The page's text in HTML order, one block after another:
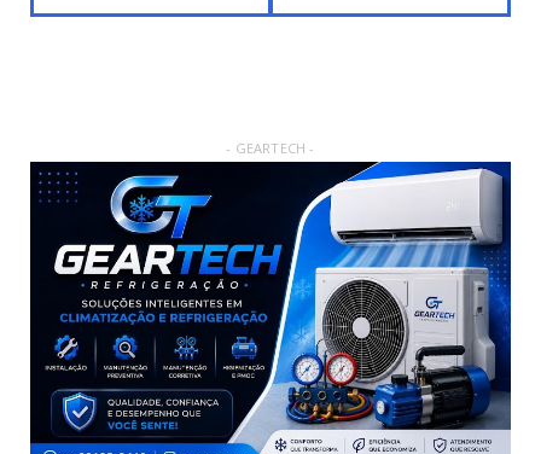
- GEARTECH -